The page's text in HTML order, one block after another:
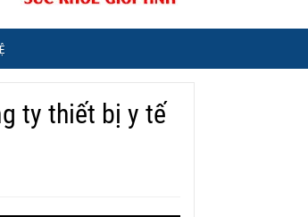
ty thiết bị y tế